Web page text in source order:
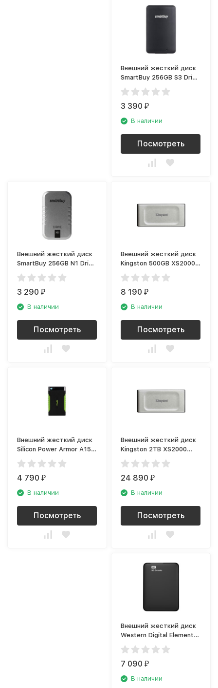
Внешний жесткий диск
SmartBuy 256GB S3 Drive
Black-Silver (SB256GB-
S3BS-18SU30)
3 390₽
В наличии
Посмотреть
Внешний жесткий диск
SmartBuy 256GB N1 Drive
Silver (SB256GB-N1S-
U31C)
3 290₽
В наличии
Посмотреть
Внешний жесткий диск
Kingston 500GB XS2000
Series (SXS2000/500G)
8 190₽
В наличии
Посмотреть
Внешний жесткий диск
Silicon Power Armor A15
1TB
(SP010TBPHDA15S3K)
4 790₽
В наличии
Посмотреть
Внешний жесткий диск
Kingston 2TB XS2000
Series (SXS2000/2000G)
24 890₽
В наличии
Посмотреть
Внешний жесткий диск
Western Digital Elements
Portable
WDBU6Y0040BBK-WESN
Black
7 090₽
В наличии